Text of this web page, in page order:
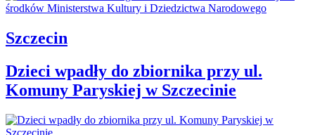
Szczecin
Dzieci wpadły do zbiornika przy ul.
Komuny Paryskiej w Szczecinie